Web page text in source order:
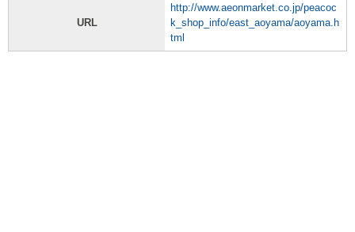
URL
http://www.aeonmarket.co.jp/peacoc
k_shop_info/east_aoyama/aoyama.h
tml